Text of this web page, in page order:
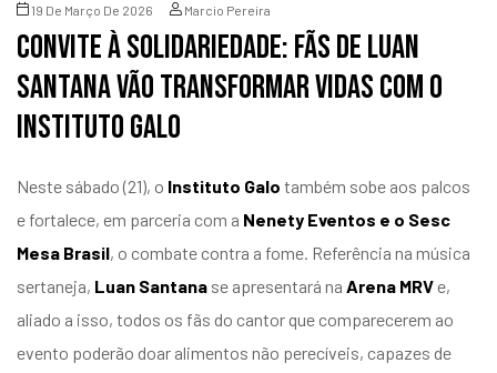
19 De Março De 2026 Marcio Pereira
Convite à solidariedade: fãs de Luan
Santana vão transformar vidas com o
Instituto Galo
Neste sábado (21), o Instituto Galo também sobe aos palcos
e fortalece, em parceria com a Nenety Eventos e o Sesc
Mesa Brasil, o combate contra a fome. Referência na música
sertaneja, Luan Santana se apresentará na Arena MRVe,
aliado a isso, todos os fãs do cantor que comparecerem ao
evento poderão doar alimentos não perecíveis, capazes de